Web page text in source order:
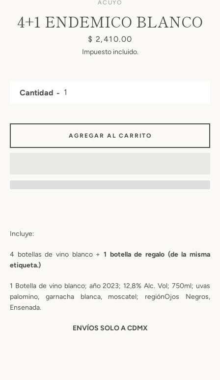
BUSCAR
ACUYO
4+1 ENDEMICO BLANCO
Precio
$ 2,410.00
Impuesto incluido.
Incluye:
4 botellas de vino blanco + 1 botella de regalo (de la misma
etiqueta.)
1 Botella de vino blanco; año 2023; 12,8% Alc. Vol; 750ml; uvas
palomino, garnacha blanca, moscatel; regiónOjos Negros,
Ensenada.
ENVÍOS SOLO A CDMX
Cantidad
AGREGAR AL CARRITO